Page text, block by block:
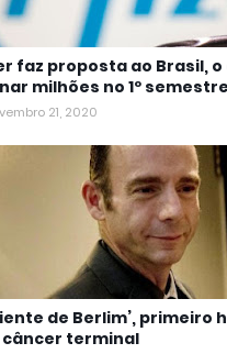
faz proposta ao Brasil,
milhões no 1º
21, 2020
de Berlim’, primeiro
terminal